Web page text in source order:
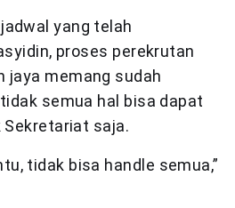
yang telah
proses perekrutan
jaya memang sudah
semua hal bisa dapat
Sekretariat saja.
tidak bisa handle semua,”